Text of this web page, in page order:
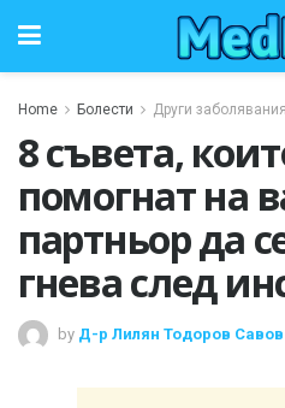
Home Болести Други заболявания
8 съвета,
помогнат на
партньор да
гнева след
by Д-р Лилян Тодоров Савов